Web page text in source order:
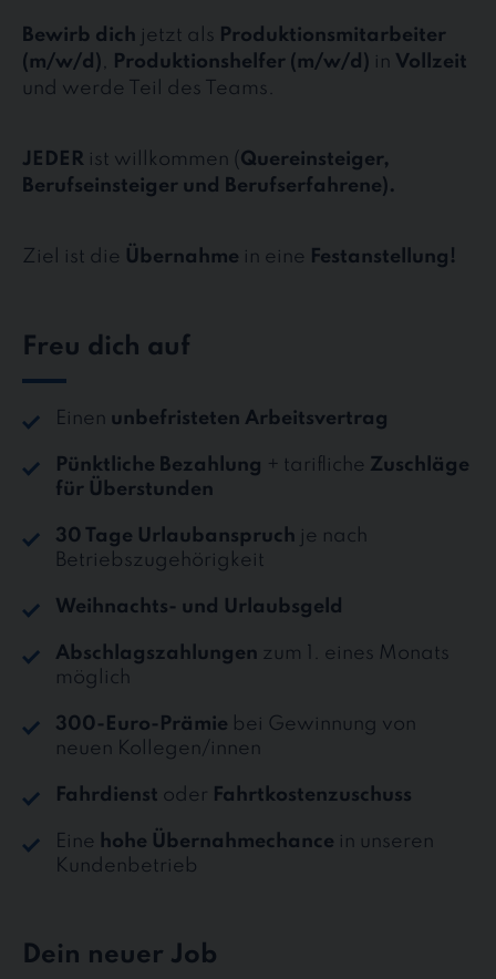
Bewirb dich jetzt als Produktionsmitarbeiter
(m/w/d), Produktionshelfer (m/w/d) in Vollzeit
und werde Teil des Teams.
JEDER ist willkommen (Quereinsteiger,
Berufseinsteiger und Berufserfahrene).
Ziel ist die Übernahme in eine Festanstellung!
Freu dich auf
Einen unbefristeten Arbeitsvertrag
Pünktliche Bezahlung + tarifliche Zuschläge
für Überstunden
30 Tage Urlaubanspruch je nach
Betriebszugehörigkeit
Weihnachts- und Urlaubsgeld
Abschlagszahlungen zum 1. eines Monats
möglich
300-Euro-Prämie bei Gewinnung von
neuen Kollegen/innen
Fahrdienst oder Fahrtkostenzuschuss
Eine hohe Übernahmechance in unseren
Kundenbetrieb
Dein neuer Job